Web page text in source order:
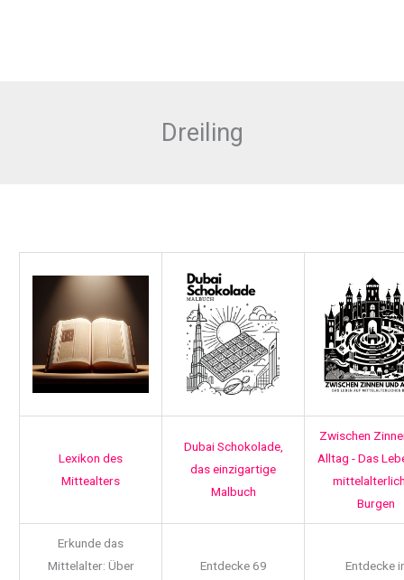
Dreiling
Lexikon des
Mittealters
Dubai Schokolade,
das einzigartige
Malbuch
Zwischen
Alltag - Das
Burgen
Erkunde das
Mittelalter: Über
Entdecke 69
Entdecke